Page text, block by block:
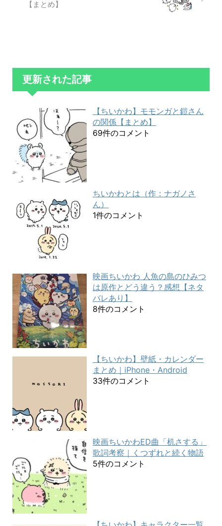
【まとめ】
更新された記事
【ちいかわ】モモンガと鎧さん
の関係【まとめ】
69件のコメント
ちいかわとは（作：ナガノさ
ん）
1件のコメント
映画ちいかわ 人魚の島のひみつ
は原作とどう違う？感想【ネタ
バレあり】
8件のコメント
【ちいかわ】壁紙・カレンダー
まとめ｜iPhone・Android
33件のコメント
映画ちいかわED曲「机さする」
歌詞考察｜くつずれと続く物語
5件のコメント